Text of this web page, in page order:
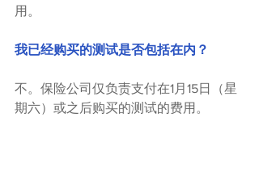
用。
我已经购买的测试是否包括在内？
不。保险公司仅负责支付在1月15日（星
期六）或之后购买的测试的费用。